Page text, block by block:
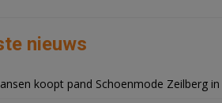
nieuws
koopt pand Schoenmode Zeilberg